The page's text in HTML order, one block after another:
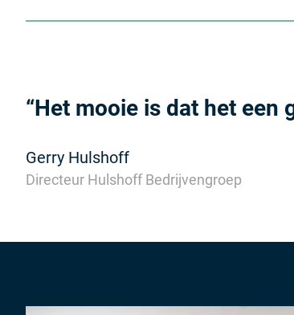
Het mooie is dat het een
Gerry Hulshoff
Directeur Hulshoff Bedrijvengroep